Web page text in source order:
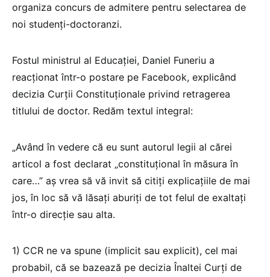
organiza concurs de admitere pentru selectarea de
noi studenţi-doctoranzi.
Fostul ministrul al Educației, Daniel Funeriu a
reacționat într-o postare pe Facebook, explicând
decizia Curții Constituționale privind retragerea
titlului de doctor. Redăm textul integral:
„Având în vedere că eu sunt autorul legii al cărei
articol a fost declarat „constituțional în măsura în
care…” aș vrea să vă invit să citiți explicațiile de mai
jos, în loc să vă lăsați aburiți de tot felul de exaltați
într-o direcție sau alta.
1) CCR ne va spune (implicit sau explicit), cel mai
probabil, că se bazează pe decizia Înaltei Curți de